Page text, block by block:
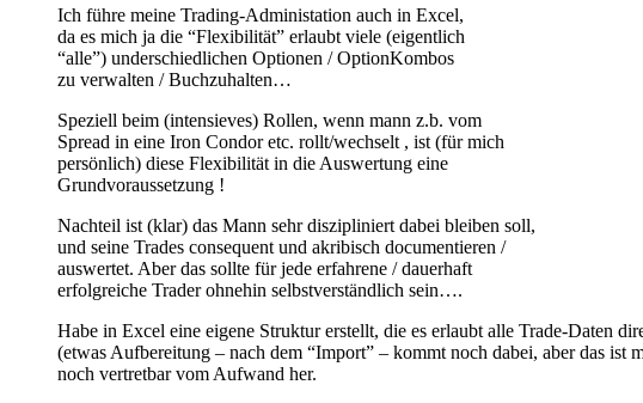
Ich führe meine Trading-Administation auch in Excel,
da es mich ja die “Flexibilität” erlaubt viele (eigentlich
“alle”) underschiedlichen Optionen / OptionKombos
zu verwalten / Buchzuhalten…
Speziell beim (intensieves) Rollen, wenn mann z.b. vom
Spread in eine Iron Condor etc. rollt/wechselt , ist (für mich
persönlich) diese Flexibilität in die Auswertung eine
Grundvoraussetzung !
Nachteil ist (klar) das Mann sehr diszipliniert dabei bleiben soll,
und seine Trades consequent und akribisch documentieren /
auswertet. Aber das sollte für jede erfahrene / dauerhaft
erfolgreiche Trader ohnehin selbstverständlich sein….
Habe in Excel eine eigene Struktur erstellt, die es erlaubt alle Trade-Daten
(etwas Aufbereitung – nach dem “Import” – kommt noch dabei, aber das ist
noch vertretbar vom Aufwand her.